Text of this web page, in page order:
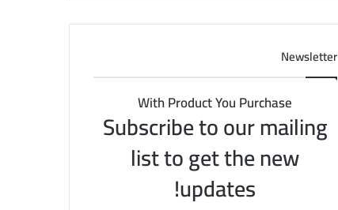
Newsletter
With Product You Purchase
Subscribe to our mailing
list to get the new
updates!